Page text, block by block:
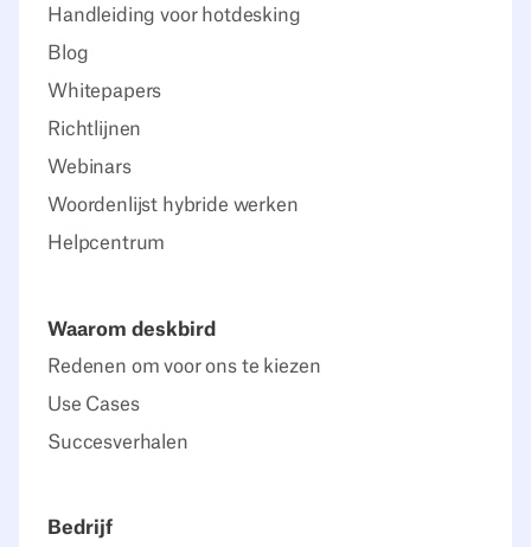
Handleiding voor hotdesking
Blog
Whitepapers
Richtlijnen
Webinars
Woordenlijst hybride werken
Helpcentrum
Waarom deskbird
Redenen om voor ons te kiezen
Use Cases
Succesverhalen
Bedrijf